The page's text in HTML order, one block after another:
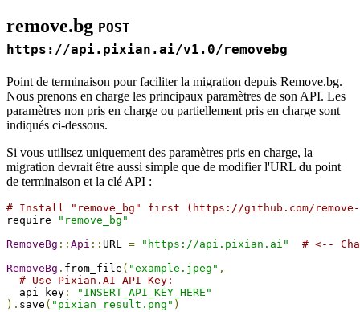
remove.bg POST
https://api.pixian.ai/v1.0/removebg
Point de terminaison pour faciliter la migration depuis Remove.bg.
Nous prenons en charge les principaux paramètres de son API. Les
paramètres non pris en charge ou partiellement pris en charge sont
indiqués ci-dessous.
Si vous utilisez uniquement des paramètres pris en charge, la
migration devrait être aussi simple que de modifier l'URL du point
de terminaison et la clé API :
# Install "remove_bg" first (https://github.com/
require
"remove_bg"
RemoveBg :: Api :: URL = "https://api.pixian.ai"
# <--
RemoveBg . from_file ( "example.jpeg" ,
# Use Pixian.AI API Key:
  api_key
:
"INSERT_API_KEY_HERE"
). save ( "pixian_result.png" )